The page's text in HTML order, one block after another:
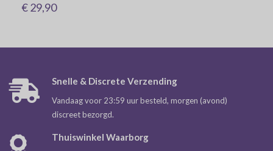
€ 29,90
Snelle & Discrete Verzending
Vandaag voor 23:59 uur besteld, morgen (avond)
discreet bezorgd.
Thuiswinkel Waarborg